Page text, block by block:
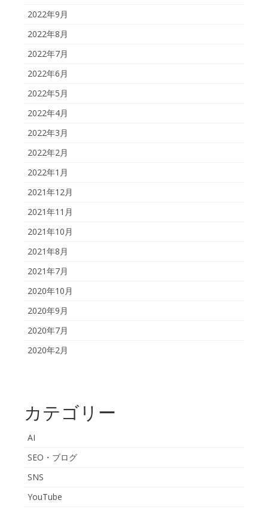
2022年9月
2022年8月
2022年7月
2022年6月
2022年5月
2022年4月
2022年3月
2022年2月
2022年1月
2021年12月
2021年11月
2021年10月
2021年8月
2021年7月
2020年10月
2020年9月
2020年7月
2020年2月
カテゴリー
AI
SEO・ブログ
SNS
YouTube